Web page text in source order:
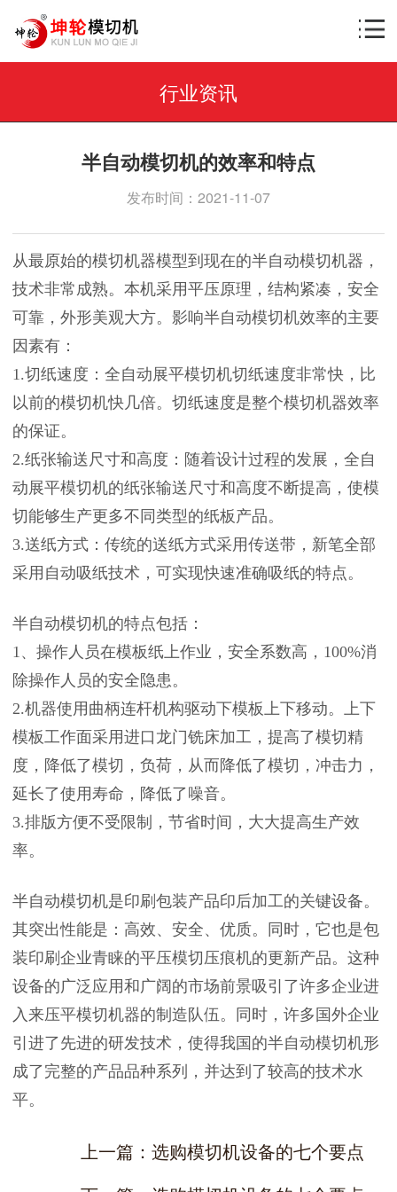
行业资讯
半自动模切机的效率和特点
发布时间：2021-11-07
从最原始的模切机器模型到现在的半自动模切机器，
技术非常成熟。本机采用平压原理，结构紧凑，安全
可靠，外形美观大方。影响半自动模切机效率的主要
因素有：
1.切纸速度：全自动展平模切机切纸速度非常快，比
以前的模切机快几倍。切纸速度是整个模切机器效率
的保证。
2.纸张输送尺寸和高度：随着设计过程的发展，全自
动展平模切机的纸张输送尺寸和高度不断提高，使模
切能够生产更多不同类型的纸板产品。
3.送纸方式：传统的送纸方式采用传送带，新笔全部
采用自动吸纸技术，可实现快速准确吸纸的特点。
半自动模切机的特点包括：
1、操作人员在模板纸上作业，安全系数高，100%消
除操作人员的安全隐患。
2.机器使用曲柄连杆机构驱动下模板上下移动。上下
模板工作面采用进口龙门铣床加工，提高了模切精
度，降低了模切，负荷，从而降低了模切，冲击力，
延长了使用寿命，降低了噪音。
3.排版方便不受限制，节省时间，大大提高生产效
率。
半自动模切机是印刷包装产品印后加工的关键设备。
其突出性能是：高效、安全、优质。同时，它也是包
装印刷企业青睐的平压模切压痕机的更新产品。这种
设备的广泛应用和广阔的市场前景吸引了许多企业进
入来压平模切机器的制造队伍。同时，许多国外企业
引进了先进的研发技术，使得我国的半自动模切机形
成了完整的产品品种系列，并达到了较高的技术水
平。
上一篇：选购模切机设备的七个要点